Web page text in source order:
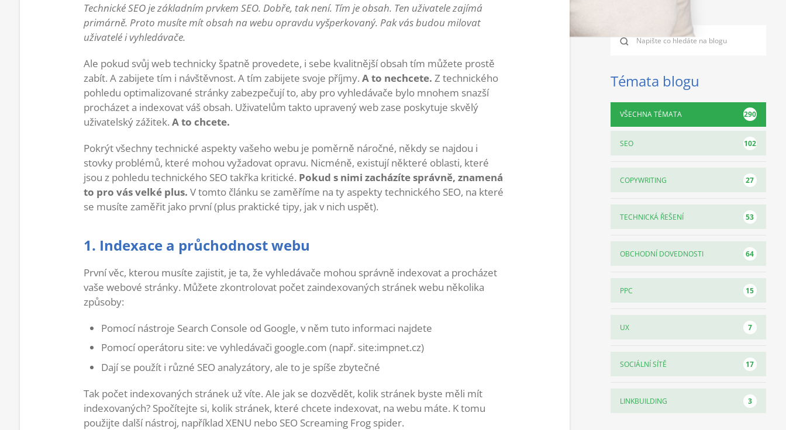
Technické SEO je základním prvkem SEO. Dobře, tak není. Tím je obsah. Ten uživatele zajímá
primárně. Proto musíte mít obsah na webu opravdu vyšperkovaný. Pak vás budou milovat
uživatelé i vyhledávače.
Ale pokud svůj web technicky špatně provedete, i sebe kvalitnější obsah tím můžete prostě
zabít. A zabijete tím i návštěvnost. A tím zabijete svoje příjmy. A to nechcete. Z technického
pohledu optimalizované stránky zabezpečují to, aby pro vyhledávače bylo mnohem snazší
procházet a indexovat váš obsah. Uživatelům takto upravený web zase poskytuje skvělý
uživatelský zážitek. A to chcete.
Pokrýt všechny technické aspekty vašeho webu je poměrně náročné, někdy se najdou i
stovky problémů, které mohou vyžadovat opravu. Nicméně, existují některé oblasti, které
jsou z pohledu technického SEO takřka kritické. Pokud s nimi zacházíte správně, znamená
to pro vás velké plus. V tomto článku se zaměříme na ty aspekty technického SEO, na které
se musíte zaměřit jako první (plus praktické tipy, jak v nich uspět).
1. Indexace a průchodnost webu
První věc, kterou musíte zajistit, je ta, že vyhledávače mohou správně indexovat a procházet
vaše webové stránky. Můžete zkontrolovat počet zaindexovaných stránek webu několika
způsoby:
Pomocí nástroje Search Console od Google, v něm tuto informaci najdete
Pomocí operátoru site: ve vyhledávači google.com (např. site:impnet.cz)
Dají se použít i různé SEO analyzátory, ale to je spíše zbytečné
Tak počet indexovaných stránek už víte. Ale jak se dozvědět, kolik stránek byste měli mít
indexovaných? Spočítejte si, kolik stránek, které chcete indexovat, na webu máte. K tomu
použijte další nástroj, například XENU nebo SEO Screaming Frog spider.
Témata blogu
VŠECHNA TÉMATA 290
SEO 102
COPYWRITING 27
TECHNICKÁ ŘEŠENÍ 53
OBCHODNÍ DOVEDNOSTI 64
PPC 15
UX 7
SOCIÁLNÍ SÍTĚ 17
LINKBUILDING 3